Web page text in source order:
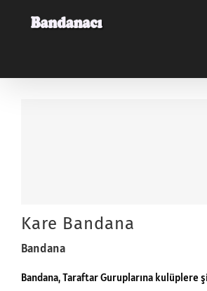
Kare Bandana
Bandana
Bandana, Taraftar Guruplarına kulüplere